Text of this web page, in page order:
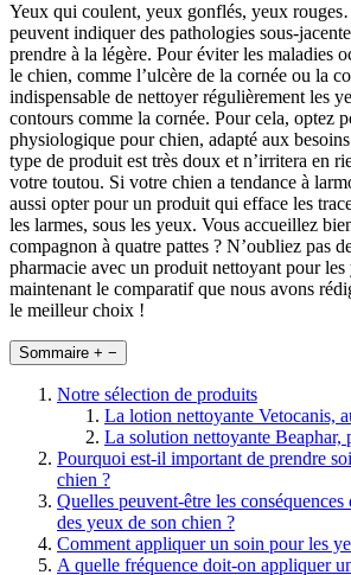
Yeux qui coulent, yeux gonflés, yeux
peuvent indiquer des pathologies sous-
prendre à la légère. Pour éviter les maladies
le chien, comme l’ulcère de la cornée ou la
indispensable de nettoyer régulièrement les
contours comme la cornée. Pour cela, optez
physiologique pour chien, adapté aux
type de produit est très doux et n’irritera en
votre toutou. Si votre chien a tendance à
aussi opter pour un produit qui efface les
les larmes, sous les yeux. Vous accueillez
compagnon à quatre pattes ? N’oubliez pas
pharmacie avec un produit nettoyant pour
maintenant le comparatif que nous avons
le meilleur choix !
Sommaire + −
Notre sélection de produits
La lotion nettoyante Vetocanis,
La solution nettoyante Beaphar,
Pourquoi est-il important de prendre
chien ?
Quelles peuvent-être les conséquences
des yeux de son chien ?
Comment appliquer un soin pour les
A quelle fréquence doit-on appliquer